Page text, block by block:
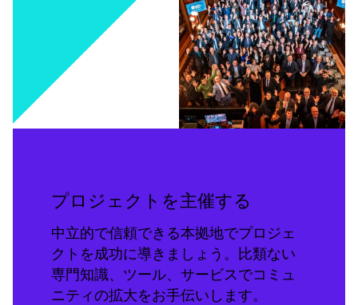
プロジェクトを主催する
中立的で信頼できる本拠地でプロジェ
クトを成功に導きましょう。比類ない
専門知識、ツール、サービスでコミュ
ニティの拡大をお手伝いします。